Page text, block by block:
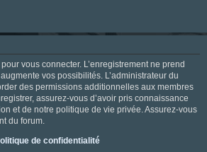
vous connecter. L’enregistrement ne prend
vos possibilités. L’administrateur du
des permissions additionnelles aux membres
assurez-vous d’avoir pris connaissance
et de notre politique de vie privée. Assurez-vous
du forum.
de confidentialité